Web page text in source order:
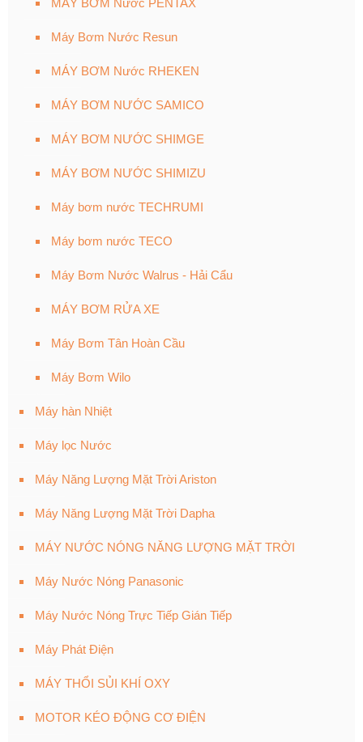
Máy Bơm Nước Resun
MÁY BƠM Nước RHEKEN
MÁY BƠM NƯỚC SAMICO
MÁY BƠM NƯỚC SHIMGE
MÁY BƠM NƯỚC SHIMIZU
Máy bơm nước TECHRUMI
Máy bơm nước TECO
Máy Bơm Nước Walrus - Hải Cẩu
MÁY BƠM RỬA XE
Máy Bơm Tân Hoàn Cầu
Máy Bơm Wilo
Máy hàn Nhiệt
Máy lọc Nước
Máy Năng Lượng Mặt Trời Ariston
Máy Năng Lượng Mặt Trời Dapha
MÁY NƯỚC NÓNG NĂNG LƯỢNG MẶT TRỜI
Máy Nước Nóng Panasonic
Máy Nước Nóng Trực Tiếp Gián Tiếp
Máy Phát Điện
MÁY THỔI SỦI KHÍ OXY
MOTOR KÉO ĐỘNG CƠ ĐIỆN